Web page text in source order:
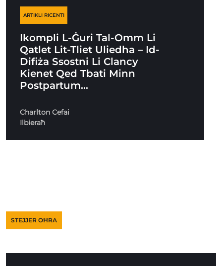
ARTIKLI RICENTI
Ikompli L-Ġuri Tal-Omm Li
Qatlet Lit-Tliet Uliedha – Id-
Difiża Ssostni Li Clancy
Kienet Qed Tbati Minn
Postpartum…
Charlton Cefai
Ilbieraħ
STEJJER OĦRA